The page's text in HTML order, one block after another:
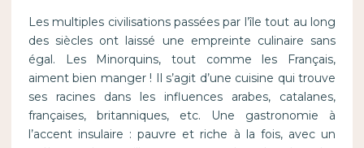
Les multiples civilisations passées par l’île tout au long
des siècles ont laissé une empreinte culinaire sans
égal. Les Minorquins, tout comme les Français,
aiment bien manger ! Il s’agit d’une cuisine qui trouve
ses racines dans les influences arabes, catalanes,
françaises, britanniques, etc. Une gastronomie à
l’accent insulaire : pauvre et riche à la fois, avec un